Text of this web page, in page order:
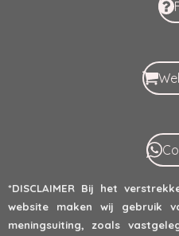
*DISCLAIMER Bij het
website maken wij gebruik
meningsuiting, zoals